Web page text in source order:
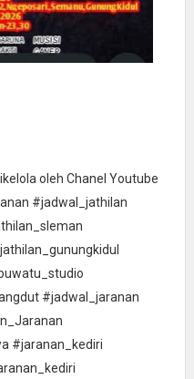
oleh Chanel Youtube
#jadwal_jathilan
#jadwal_jaranan
#jaranan_kediri